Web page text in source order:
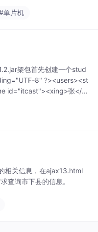
单片机
架包首先创建一个stud
8" ?><users><st
id="itcast"><xing>张</xi
相关信息，在ajax13.html
查询市下县的信息。